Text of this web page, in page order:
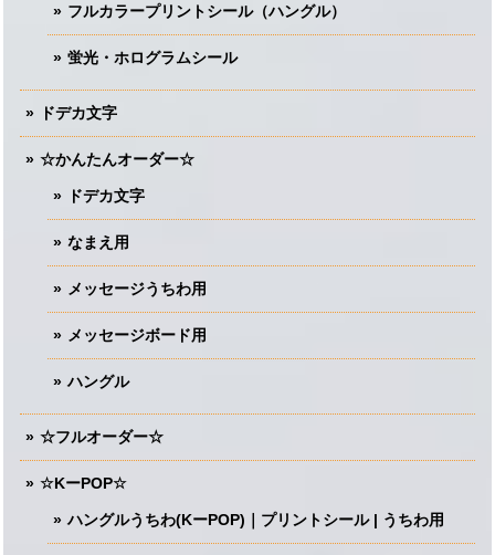
フルカラープリントシール（ハングル）
蛍光・ホログラムシール
ドデカ文字
☆かんたんオーダー☆
ドデカ文字
なまえ用
メッセージうちわ用
メッセージボード用
ハングル
☆フルオーダー☆
☆KーPOP☆
ハングルうちわ(KーPOP)｜プリントシール | うちわ用